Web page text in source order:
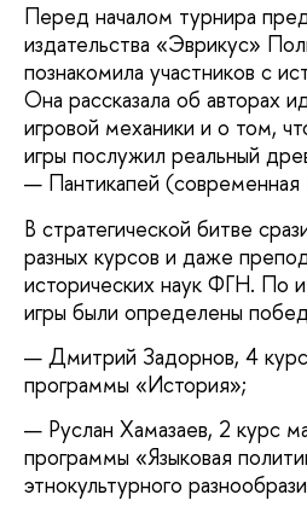
Перед началом турнира
издательства «Эврикус»
познакомила участников с
Она рассказала об авторах
игровой механики и о том,
игры послужил реальный
— Пантикапей (современная
В стратегической битве
разных курсов и даже
исторических наук ФГН. По
игры были определены
Дмитрий Задорнов, 4
программы «История»;
Руслан Хамазаев, 2 курс
программы «Языковая
этнокультурного